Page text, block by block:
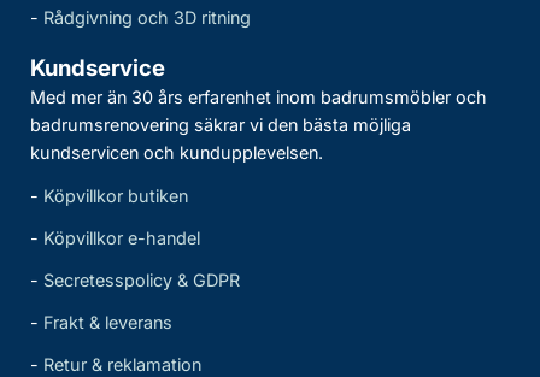
- Rådgivning och 3D ritning
Kundservice
Med mer än 30 års erfarenhet inom badrumsmöbler och
badrumsrenovering säkrar vi den bästa möjliga
kundservicen och kundupplevelsen.
- Köpvillkor butiken
- Köpvillkor e-handel
- Secretesspolicy & GDPR
- Frakt & leverans
- Retur & reklamation